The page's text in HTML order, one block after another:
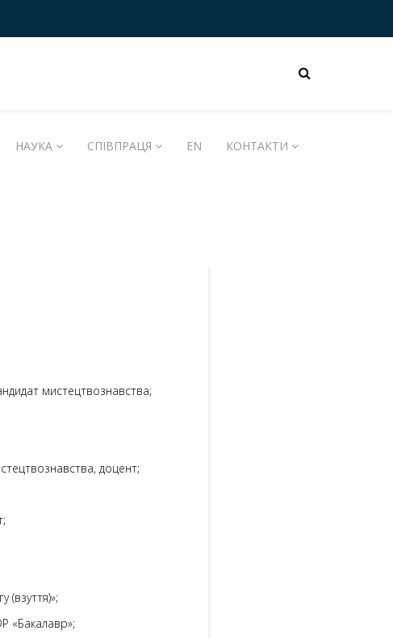
НАУКА СПІВПРАЦЯ EN КОНТАКТИ
мистецтвознавства;
доцент;
(взуття)»;
«Бакалавр»;